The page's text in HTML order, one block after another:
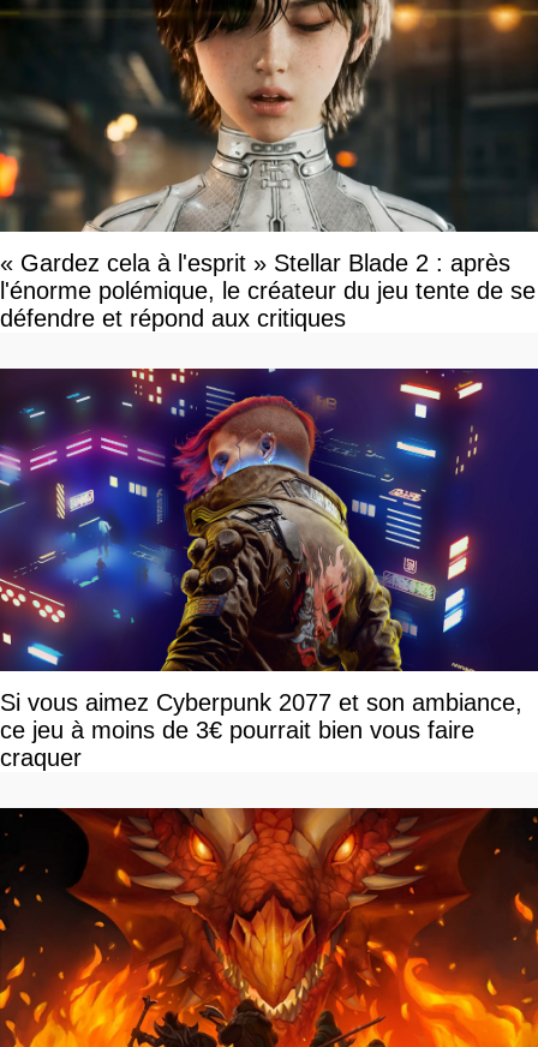
« Gardez cela à l'esprit » Stellar Blade 2 : après
l'énorme polémique, le créateur du jeu tente de se
défendre et répond aux critiques
Si vous aimez Cyberpunk 2077 et son ambiance,
ce jeu à moins de 3€ pourrait bien vous faire
craquer